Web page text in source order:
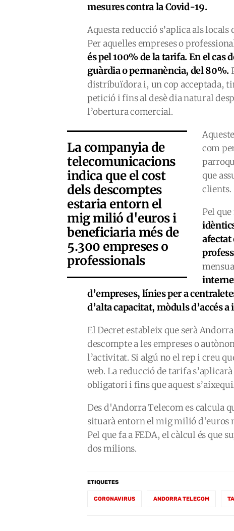
mesures contra la Covid-19.
Aquesta reducció s’aplica als locals
Per aquelles empreses o
és pel 100% de la tarifa. En el cas
guàrdia o permanència, del 80%.
distribuïdora i, un cop acceptada,
petició i fins al desè dia natural
l’obertura comercial.
La companyia de
telecomunicacions
indica que el cost
dels descomptes
estaria entorn el
mig milió d'euros i
beneficiaria més de
5.300 empreses o
professionals
com
que
clients.
Pel
afectat
d’empreses, línies per a
d’alta capacitat, mòduls d’accés
El Decret estableix que serà
descompte a les empreses o
l’activitat. Si algú no el rep i creu
web. La reducció de tarifa
obligatori i fins que aquest s’aixequi.
Des d'Andorra Telecom es calcula
situarà entorn el mig milió d'euros
Pel que fa a FEDA, el càlcul és que
dos milions.
ETIQUETES
CORONAVIRUS ANDORRA TELECOM